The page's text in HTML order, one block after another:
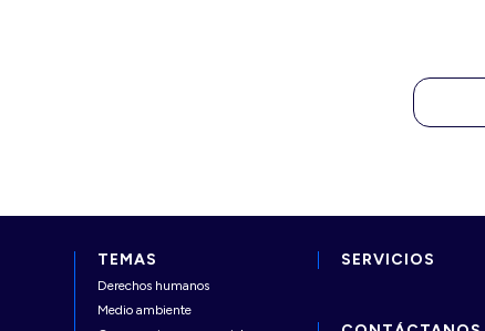
TEMAS
Derechos humanos
Medio ambiente
SERVICIOS